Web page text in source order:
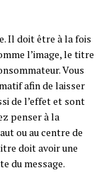
Il doit être à la fois
l’image, le titre
Vous
afin de laisser
de l’effet et sont
penser à la
ou au centre de
doit avoir une
du message.